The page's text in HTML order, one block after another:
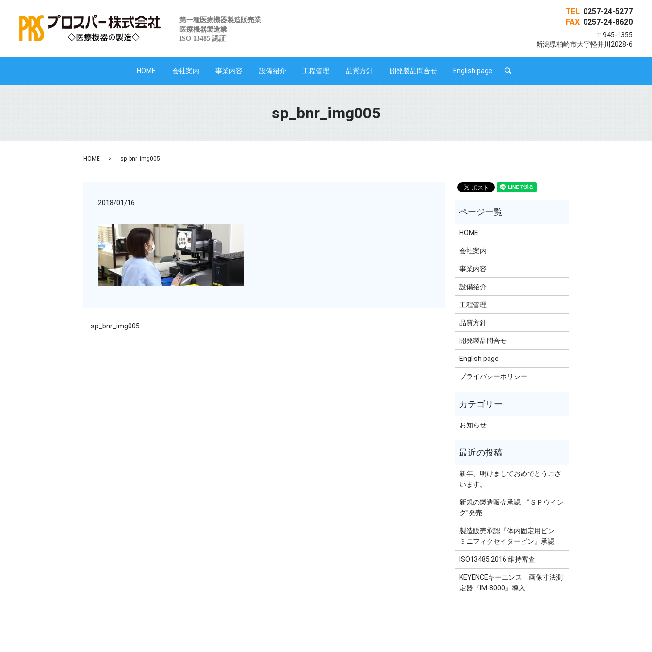
TEL 0257-24-5277
FAX 0257-24-8620
〒945-1355
新潟県柏崎市大字軽井川2028-6
第一種医療機器製造販売業
医療機器製造業
ISO 13485 認証
HOME 会社案内 事業内容 設備紹介 工程管理 品質方針 開発製品問合せ English page
sp_bnr_img005
HOME sp_bnr_img005
2018/01/16
sp_bnr_img005
HOME
会社案内
事業内容
設備紹介
工程管理
品質方針
開発製品問合せ
English page
プライバシーポリシー
お知らせ
新年、明けましておめでとうござ
います。
新規の製造販売承認 ”ＳＰウイン
グ”発売
製造販売承認『体内固定用ピン
ミニフィクセイターピン』承認
ISO13485:2016 維持審査
KEYENCEキーエンス 画像寸法測
定器『IM-8000』導入